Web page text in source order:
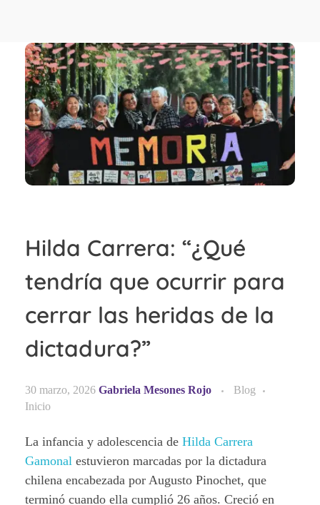
Hilda Carrera: “¿Qué
tendría que ocurrir para
cerrar las heridas de la
dictadura?”
30 marzo, 2026 Gabriela Mesones Rojo
Blog
Inicio
La infancia y adolescencia de Hilda Carrera
Gamonal estuvieron marcadas por la dictadura
chilena encabezada por Augusto Pinochet, que
terminó cuando ella cumplió 26 años. Creció en